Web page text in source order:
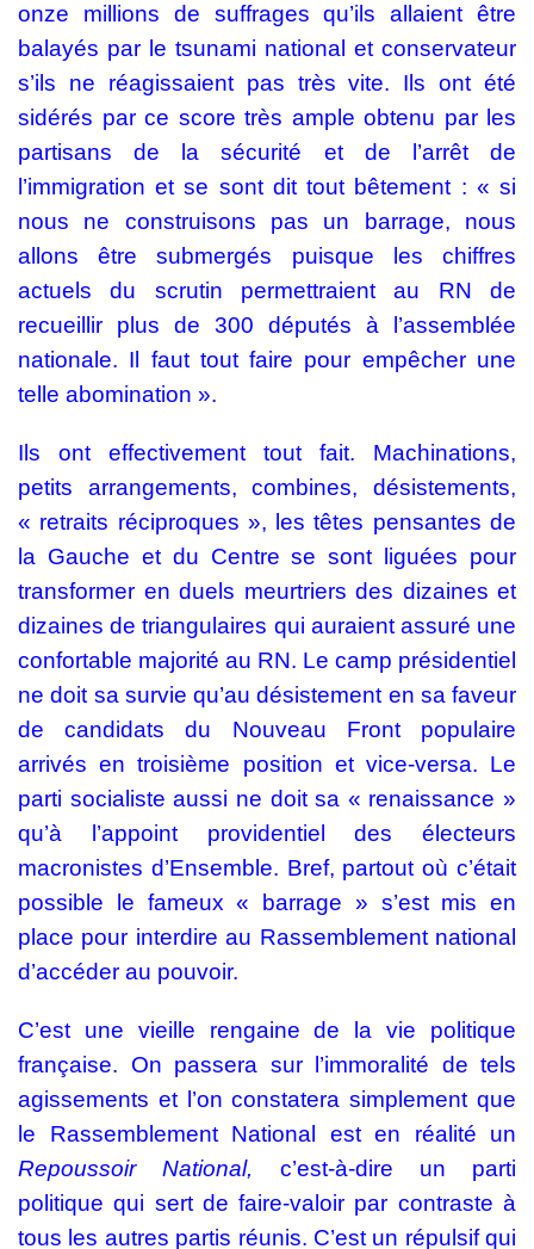
onze millions de suffrages qu’ils allaient être
balayés par le tsunami national et conservateur
s’ils ne réagissaient pas très vite. Ils ont été
sidérés par ce score très ample obtenu par les
partisans de la sécurité et de l’arrêt de
l’immigration et se sont dit tout bêtement : « si
nous ne construisons pas un barrage, nous
allons être submergés puisque les chiffres
actuels du scrutin permettraient au RN de
recueillir plus de 300 députés à l’assemblée
nationale. Il faut tout faire pour empêcher une
telle abomination ».
Ils ont effectivement tout fait. Machinations,
petits arrangements, combines, désistements,
« retraits réciproques », les têtes pensantes de
la Gauche et du Centre se sont liguées pour
transformer en duels meurtriers des dizaines et
dizaines de triangulaires qui auraient assuré une
confortable majorité au RN. Le camp présidentiel
ne doit sa survie qu’au désistement en sa faveur
de candidats du Nouveau Front populaire
arrivés en troisième position et vice-versa. Le
parti socialiste aussi ne doit sa « renaissance »
qu’à l’appoint providentiel des électeurs
macronistes d’Ensemble. Bref, partout où c’était
possible le fameux « barrage » s’est mis en
place pour interdire au Rassemblement national
d’accéder au pouvoir.
C’est une vieille rengaine de la vie politique
française. On passera sur l’immoralité de tels
agissements et l’on constatera simplement que
le Rassemblement National est en réalité un
Repoussoir National, c’est-à-dire un parti
politique qui sert de faire-valoir par contraste à
tous les autres partis réunis. C’est un répulsif qui